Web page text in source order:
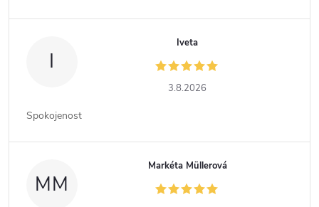
I
Iveta
3.8.2026
Spokojenost
MM
Markéta Müllerová